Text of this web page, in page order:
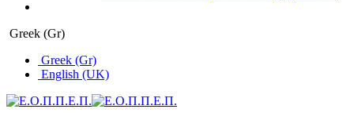
Greek (Gr)
Greek (Gr)
English (UK)